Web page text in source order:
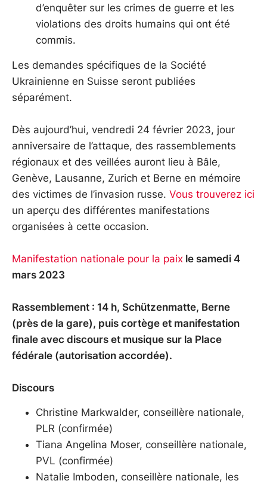
d’enquêter sur les crimes de guerre et les
violations des droits humains qui ont été
commis.
Les demandes spécifiques de la Société
Ukrainienne en Suisse seront publiées
séparément.
Dès aujourd’hui, vendredi 24 février 2023, jour
anniversaire de l’attaque, des rassemblements
régionaux et des veillées auront lieu à Bâle,
Genève, Lausanne, Zurich et Berne en mémoire
des victimes de l’invasion russe. Vous trouverez ici
un aperçu des différentes manifestations
organisées à cette occasion.
Manifestation nationale pour la paix le samedi 4
mars 2023
Rassemblement : 14 h, Schützenmatte, Berne
(près de la gare), puis cortège et manifestation
finale avec discours et musique sur la Place
fédérale (autorisation accordée).
Discours
Christine Markwalder, conseillère nationale,
PLR (confirmée)
Tiana Angelina Moser, conseillère nationale,
PVL (confirmée)
Natalie Imboden, conseillère nationale, les